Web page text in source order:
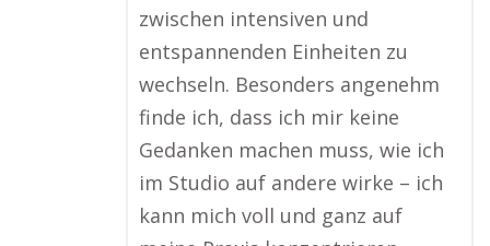
zwischen intensiven und
entspannenden Einheiten zu
wechseln. Besonders angenehm
finde ich, dass ich mir keine
Gedanken machen muss, wie ich
im Studio auf andere wirke – ich
kann mich voll und ganz auf